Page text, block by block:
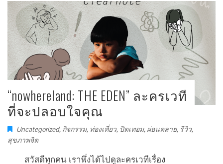
“nowhereland: THE EDEN” ละครเวที
ที่จะปลอบใจคุณ
Uncategorized, กิจกรรม, ท่องเที่ยว, ปิดเทอม, ผ่อนคลาย, รีวิว,
สุขภาพจิต
สวัสดีทุกคน เราพึ่งได้ไปดูละครเวทีเรื่อง